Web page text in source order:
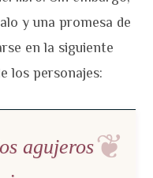
y una promesa de
en la siguiente
los personajes:
agujeros